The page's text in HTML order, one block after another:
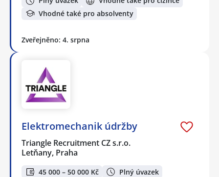
Vhodné také pro absolventy
Zveřejněno: 4. srpna
Elektromechanik údržby
Triangle Recruitment CZ s.r.o.
Letňany, Praha
45 000 – 50 000 Kč
Plný úvazek